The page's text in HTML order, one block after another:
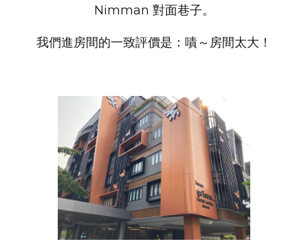
Nimman 對面巷子。
我們進房間的一致評價是：嘖～房間太大！